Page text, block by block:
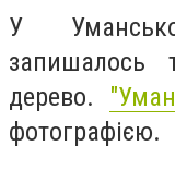
У
запишалось
дерево.
фотографією.